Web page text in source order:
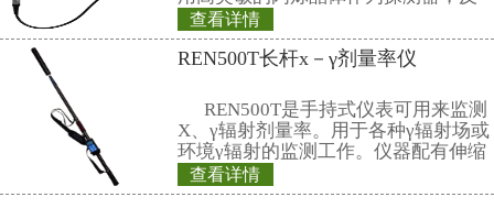
关知识，均可拨打这个统一电话进
相关产品
REN-GM45-Mul型
能射线探头